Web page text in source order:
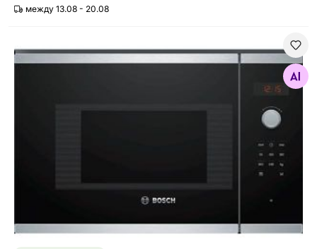
между 13.08 - 20.08
Встраиваемая микроволновая печь Bosch BFL523MS0